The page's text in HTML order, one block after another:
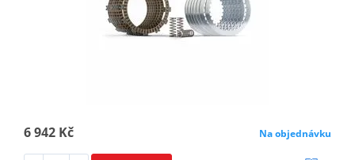
6 942 Kč Na objednávku